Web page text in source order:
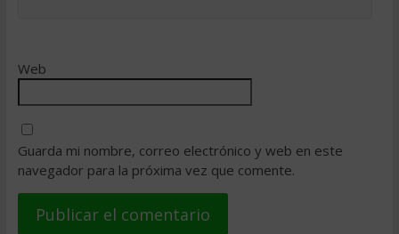
Web
Guarda mi nombre, correo electrónico y web en este
navegador para la próxima vez que comente.